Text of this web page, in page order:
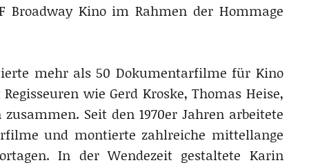
Broadway Kino im Rahmen der Hommage
mehr als 50 Dokumentarfilme für Kino
wie Gerd Kroske, Thomas Heise,
Seit den 1970er Jahren arbeitete
und montierte zahlreiche mittellange
In der Wendezeit gestaltete Karin